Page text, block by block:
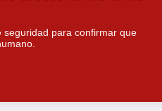
seguridad para confirmar que